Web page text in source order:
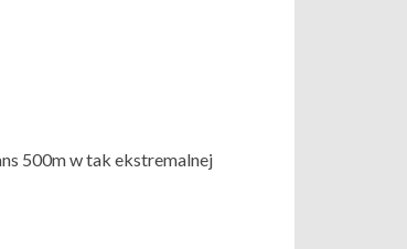
500m w tak ekstremalnej